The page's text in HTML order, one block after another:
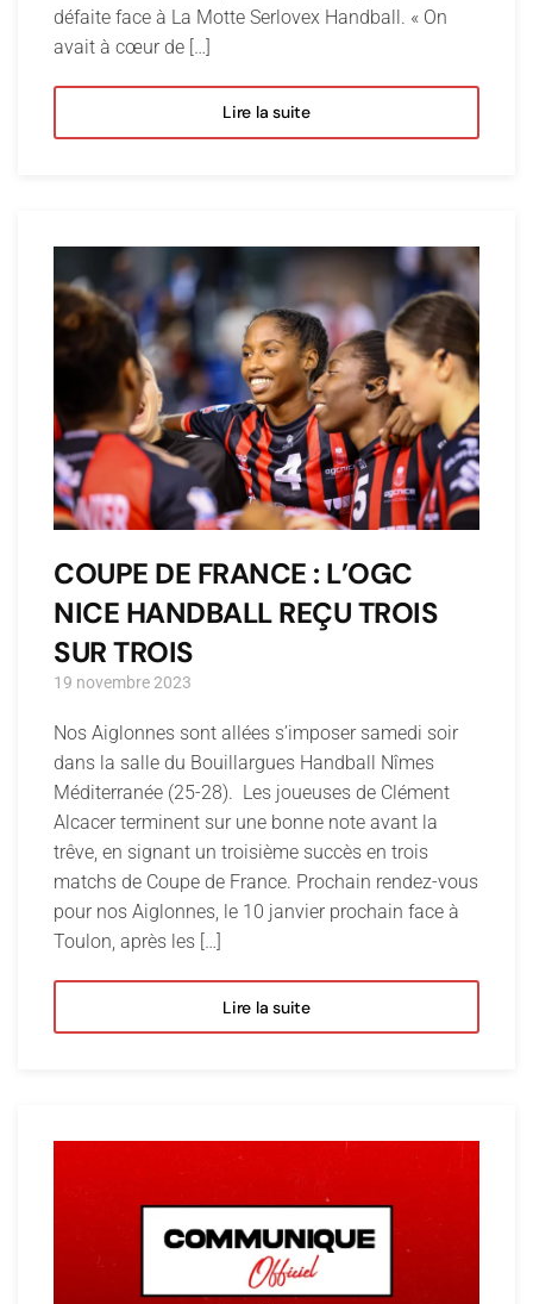
défaite face à La Motte Serlovex Handball. « On
avait à cœur de […]
Lire la suite
COUPE DE FRANCE : L’OGC
NICE HANDBALL REÇU TROIS
SUR TROIS
19 novembre 2023
Nos Aiglonnes sont allées s’imposer samedi soir
dans la salle du Bouillargues Handball Nîmes
Méditerranée (25-28). Les joueuses de Clément
Alcacer terminent sur une bonne note avant la
trêve, en signant un troisième succès en trois
matchs de Coupe de France. Prochain rendez-vous
pour nos Aiglonnes, le 10 janvier prochain face à
Toulon, après les […]
Lire la suite